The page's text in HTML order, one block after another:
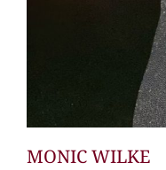
MONIC WILKE